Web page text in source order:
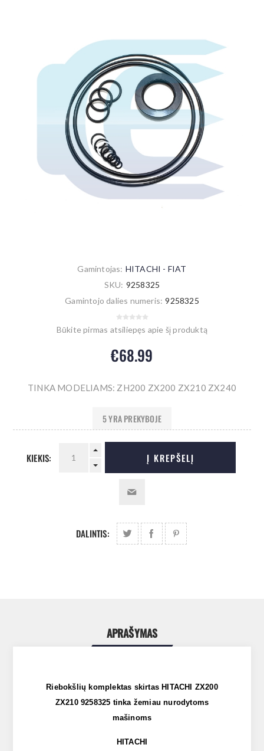
Gamintojas: HITACHI - FIAT
SKU: 9258325
Gamintojo dalies numeris: 9258325
Būkite pirmas atsiliepęs apie šį produktą
€68.99
TINKA MODELIAMS: ZH200 ZX200 ZX210 ZX240
5 YRA PREKYBOJE
KIEKIS: Į KREPŠELĮ
DALINTIS:
APRAŠYMAS
Riebokšlių komplektas skirtas HITACHI ZX200
ZX210 9258325 tinka žemiau nurodytoms
mašinoms
HITACHI